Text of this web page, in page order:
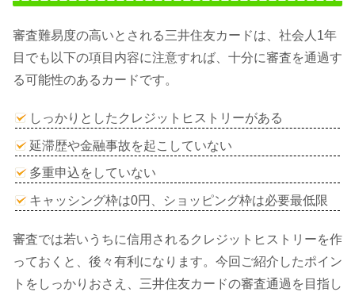
審査難易度の高いとされる三井住友カードは、社会人1年
目でも以下の項目内容に注意すれば、十分に審査を通過す
る可能性のあるカードです。
しっかりとしたクレジットヒストリーがある
延滞歴や金融事故を起こしていない
多重申込をしていない
キャッシング枠は0円、ショッピング枠は必要最低限
審査では若いうちに信用されるクレジットヒストリーを作
っておくと、後々有利になります。今回ご紹介したポイン
トをしっかりおさえ、三井住友カードの審査通過を目指し